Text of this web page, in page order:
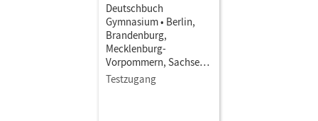
Deutschbuch
Gymnasium • Berlin,
Brandenburg,
Mecklenburg-
Vorpommern, Sachsen,
Sachsen-Anhalt und
Thüringen - Ausgabe
Testzugang